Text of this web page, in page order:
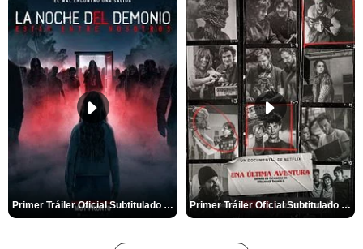
Primer Tráiler Oficial Subtitulado de 'La Noche Del Demonio: Están Entre Nosotros' Primer Tráiler Oficial Subtitulado de 'Una última aventura: Detrás de cámaras de Stranger Things 5'